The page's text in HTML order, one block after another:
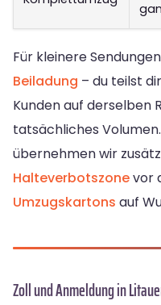
Für kleinere
Beiladung – du teilst
Kunden auf derselben
tatsächliches
übernehmen wir
Halteverbotszonevor
Umzugskartons auf
Zoll und Anmeldung in